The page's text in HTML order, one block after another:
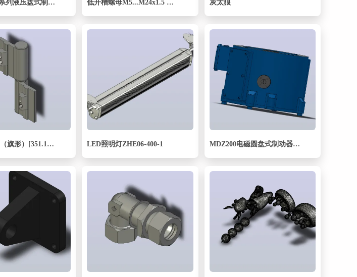
SB200-A15系列液压盘式制动器_SB200-A15-1000×30-RL.WL.1 低开槽螺母M5...M24x1.5 OST 92-0745-72.zip.zip 灰太狼
铝合金合页（旗形）[351.1800A.01-30×30] LED照明灯ZHE06-400-1 MDZ200电磁圆盘式制动器_MDZ200